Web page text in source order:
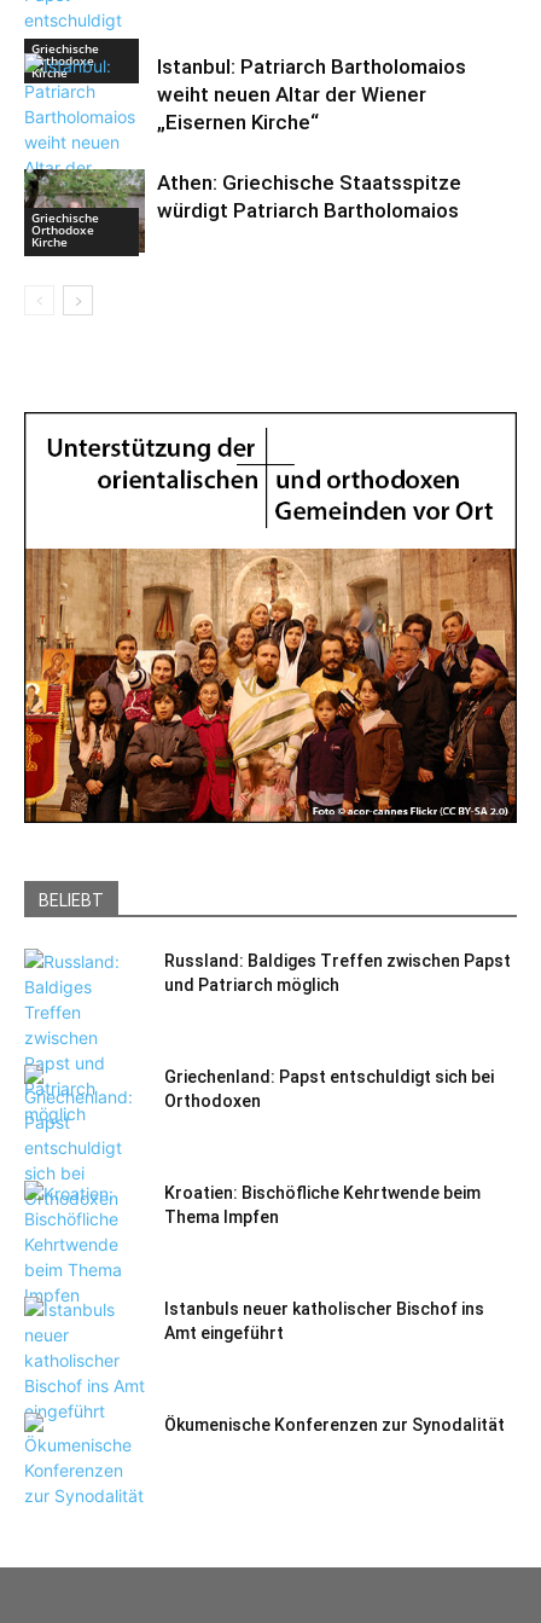
Griechische
Orthodoxe
Kirche
Bulgarische
Orthodoxe
Kirche
Istanbul: Patriarch Bartholomaios
weiht neuen Altar der Wiener
„Eisernen Kirche“
Griechische
Orthodoxe
Kirche
Athen: Griechische Staatsspitze
würdigt Patriarch Bartholomaios
BELIEBT
Russland: Baldiges Treffen zwischen Papst
und Patriarch möglich
Griechenland: Papst entschuldigt sich bei
Orthodoxen
Kroatien: Bischöfliche Kehrtwende beim
Thema Impfen
Istanbuls neuer katholischer Bischof ins
Amt eingeführt
Ökumenische Konferenzen zur Synodalität